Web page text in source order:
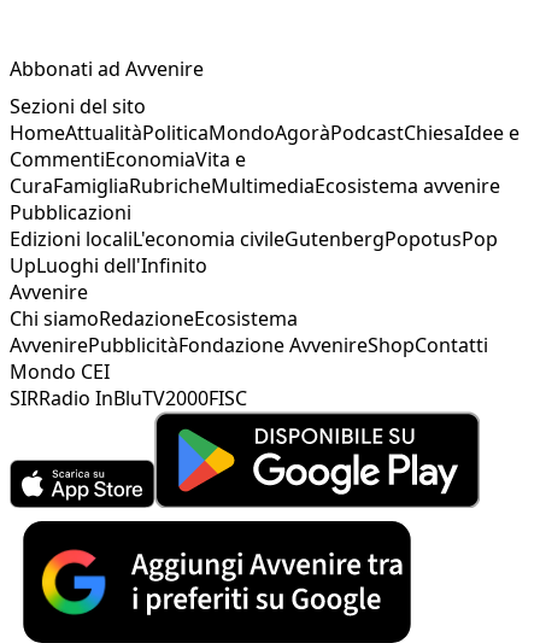
Abbonati ad Avvenire
Sezioni del sito
HomeAttualitàPoliticaMondoAgoràPodcastChiesaIdee e
CommentiEconomiaVita e
CuraFamigliaRubricheMultimediaEcosistema avvenire
Pubblicazioni
Edizioni localiL'economia civileGutenbergPopotusPop
UpLuoghi dell'Infinito
Avvenire
Chi siamoRedazioneEcosistema
AvvenirePubblicitàFondazione AvvenireShopContatti
Mondo CEI
SIRRadio InBluTV2000FISC